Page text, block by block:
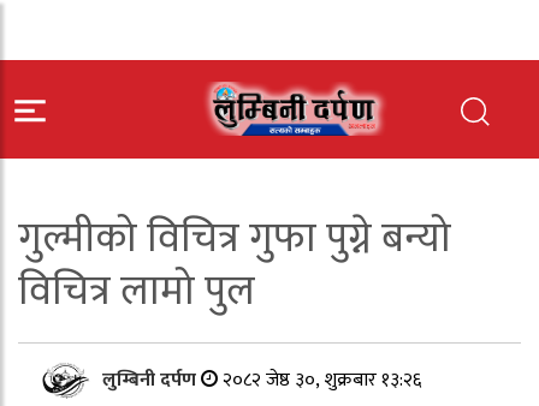
गुल्मीको विचित्र गुफा पुग्ने बन्यो
विचित्र लामो पुल
लुम्बिनी दर्पण २०८२ जेष्ठ ३०, शुक्रबार १३:२६